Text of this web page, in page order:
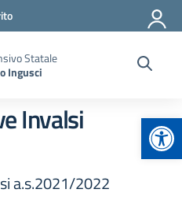
Statale
Ingusci
Invalsi
a.s.2021/2022